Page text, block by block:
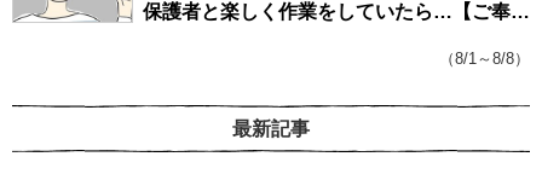
保護者と楽しく作業をしていたら…【ご奉仕
（8/1～8/8）
最新記事